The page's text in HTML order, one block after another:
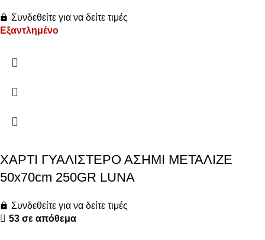
Συνδεθείτε για να δείτε τιμές
Εξαντλημένο
ΧΑΡΤΙ ΓΥΑΛΙΣΤΕΡΟ ΑΣΗΜΙ ΜΕΤΑΛΙΖΕ
50x70cm 250GR LUNA
Συνδεθείτε για να δείτε τιμές
53 σε απόθεμα